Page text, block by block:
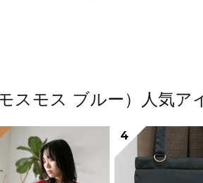
スモス ブルー）人気ア
4